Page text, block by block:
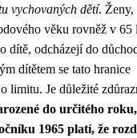
vychovaných dětí. Ženy,
věku rovněž v 65
dítě, odcházejí do
dítětem se tato hranice
limitu. Je důležité
do určitého roku,
1965 platí, že